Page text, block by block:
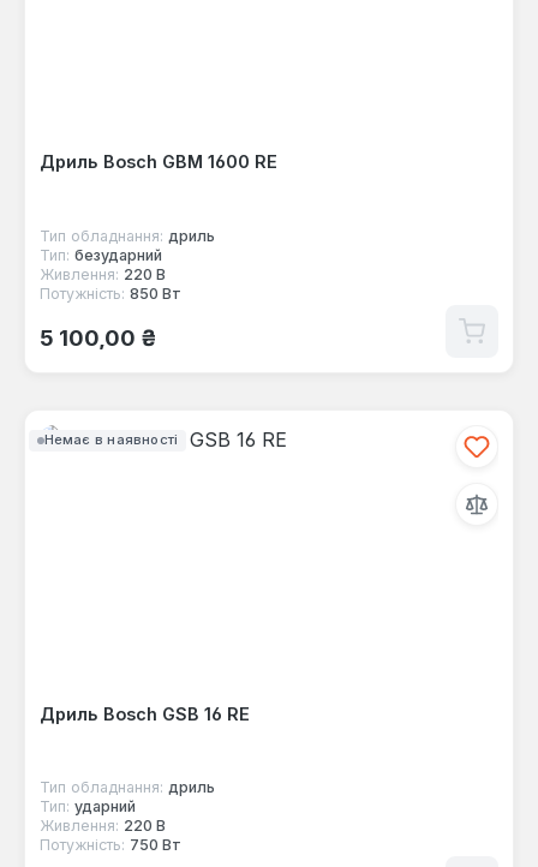
Дриль Bosch GBM 1600 RE
Тип обладнання: дриль
Тип: безударний
Живлення: 220 В
Потужність: 850 Вт
Звичайна ціна:
5 100,00 ₴
Немає в наявності
Дриль Bosch GSB 16 RE
Тип обладнання: дриль
Тип: ударний
Живлення: 220 В
Потужність: 750 Вт